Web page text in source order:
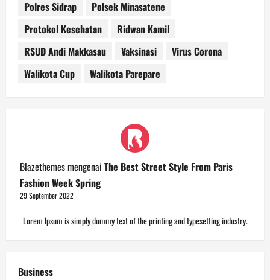
Polres Sidrap
Polsek Minasatene
Protokol Kesehatan
Ridwan Kamil
RSUD Andi Makkasau
Vaksinasi
Virus Corona
Walikota Cup
Walikota Parepare
Blazethemesmengenai The Best Street Style From Paris
Fashion Week Spring
29 September 2022
Lorem Ipsum is simply dummy text of the printing and typesetting industry.
Business